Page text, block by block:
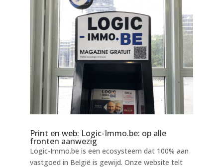
Print en web: Logic-Immo.be: op alle
fronten aanwezig
Logic-Immo.be is een ecosysteem dat 100% aan
vastgoed in België is gewijd. Onze website telt